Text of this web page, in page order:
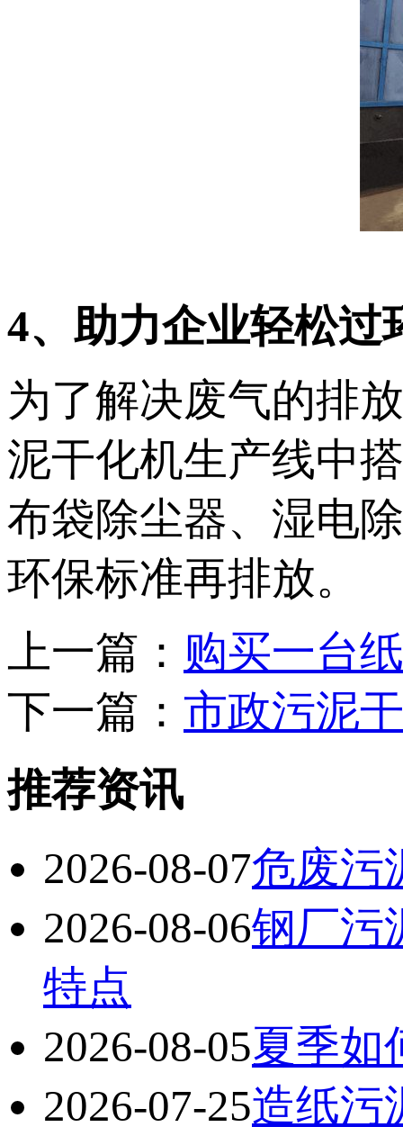
4、助力企业轻松过
为了解决废气的排
泥干化机生产线中
布袋除尘器、湿电
环保标准再排放。
上一篇： 购买一台
下一篇： 市政污泥
推荐资讯
2026-08-07危废污
2026-08-06钢厂污
特点
2026-08-05夏季如
2026-07-25造纸污